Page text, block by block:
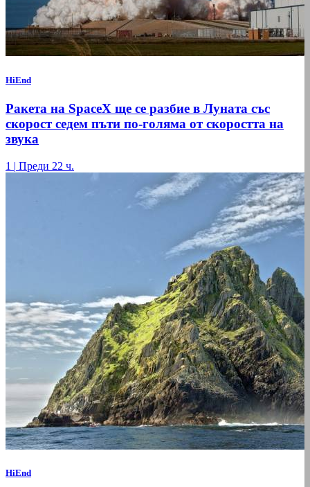
HiEnd
Ракета на SpaceX ще се разбие в Луната със
скорост седем пъти по-голяма от скоростта на
звука
1 | Преди 22 ч.
HiEnd